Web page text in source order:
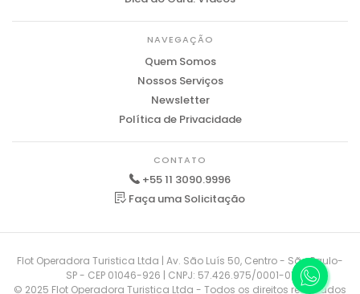
NAVEGAÇÃO
Quem Somos
Nossos Serviços
Newsletter
Política de Privacidade
CONTATO
+55 11 3090.9996
Faça uma Solicitação
Flot Operadora Turistica Ltda | Av. São Luís 50, Centro - São Paulo-
SP - CEP 01046-926 | CNPJ: 57.426.975/0001-01
© 2025 Flot Operadora Turistica Ltda - Todos os direitos reservados